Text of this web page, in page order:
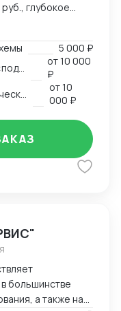
глубокое
закупок.
полного
до
с китайскими
качества,
подбор
—
брокеров, расчёт
сделок
5 000 ₽
от10 000
₽
от10
000 ₽
большинстве
а также на